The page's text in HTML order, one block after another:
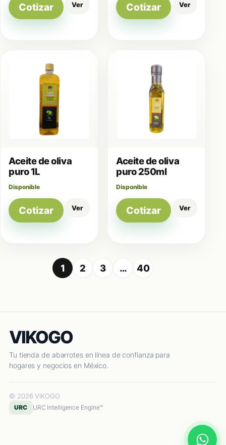
Cotizar Ver Cotizar Ver
Aceite de oliva
puro 1L
Disponible
Cotizar Ver
Aceite de oliva
puro 250ml
Disponible
Cotizar Ver
1 2 3 … 40
VIKOGO
Tu tienda de abarrotes en línea de confianza para
hogares y negocios en México.
© 2026 VIKOGO
URC URC Intelligence Engine™